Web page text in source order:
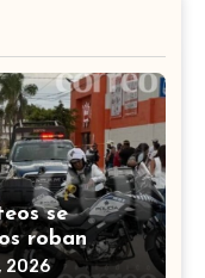
se
roban
a heridos
2026